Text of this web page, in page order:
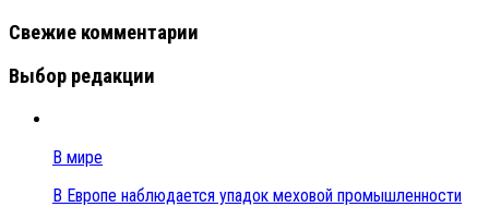
Свежие комментарии
Выбор редакции
В мире
В Европе наблюдается упадок меховой промышленности